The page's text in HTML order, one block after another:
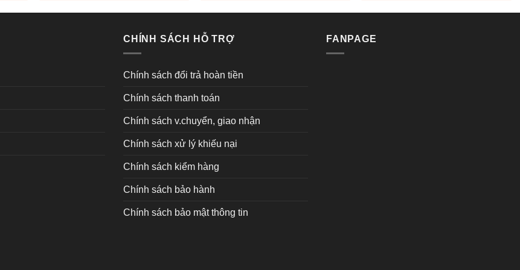
CHÍNH SÁCH HỖ TRỢ
Chính sách đổi trả hoàn tiền
Chính sách thanh toán
Chính sách v.chuyển, giao nhận
Chính sách xử lý khiếu nại
Chính sách kiểm hàng
Chính sách bảo hành
Chính sách bảo mật thông tin
FANPAGE